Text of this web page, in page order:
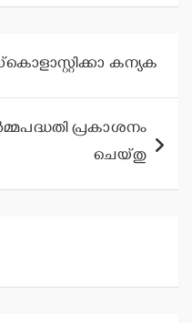
കന്യക
പ്രകാശനം
ചെയ്തു